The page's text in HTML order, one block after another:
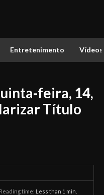
Entretenimento Vídeos
feira, 14,
Título
Reading time: Less than 1 min.